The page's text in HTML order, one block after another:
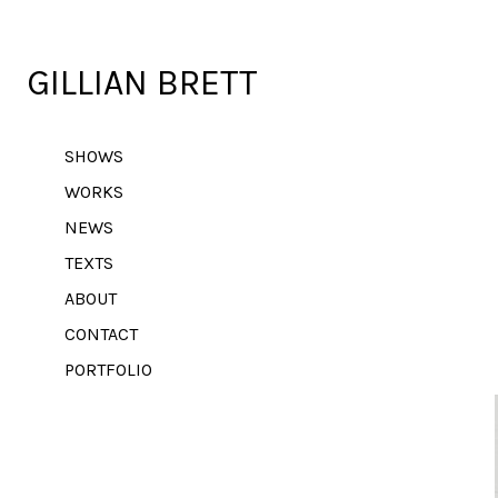
GILLIAN BRETT
SHOWS
WORKS
NEWS
TEXTS
ABOUT
CONTACT
PORTFOLIO